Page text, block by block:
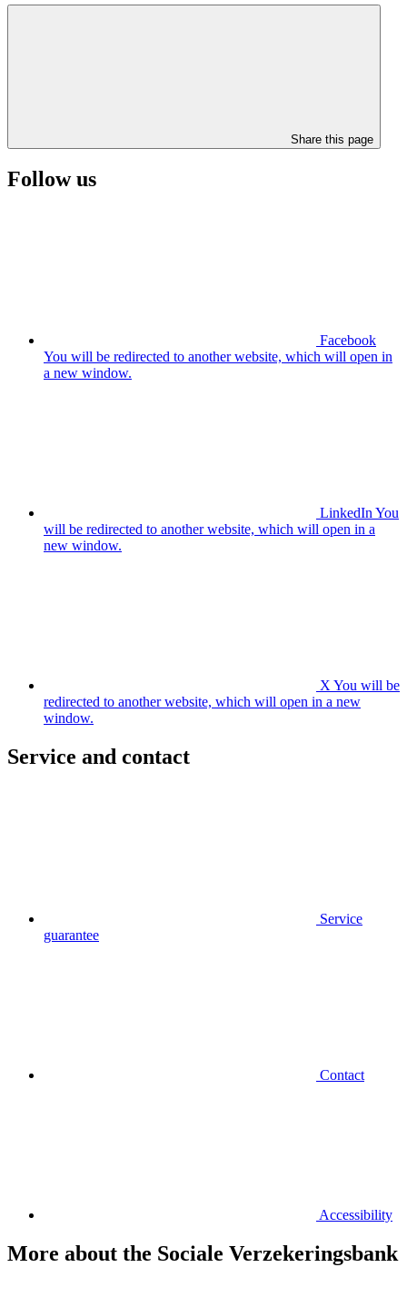
Share this page
Follow us
Facebook
You will be redirected to another website, which will open in
a new window.
LinkedInYou
will be redirected to another website, which will open in a
new window.
XYou will be
redirected to another website, which will open in a new
window.
Service and contact
Service
guarantee
Contact
Accessibility
More about the Sociale Verzekeringsbank